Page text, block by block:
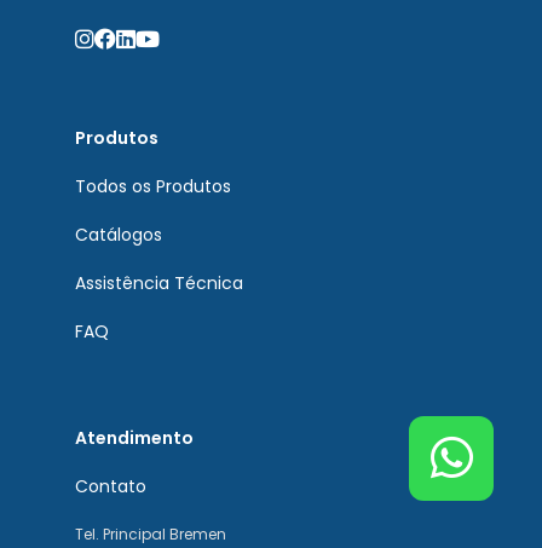
Produtos
Todos os Produtos
Catálogos
Assistência Técnica
FAQ
Atendimento
Contato
Tel. Principal Bremen